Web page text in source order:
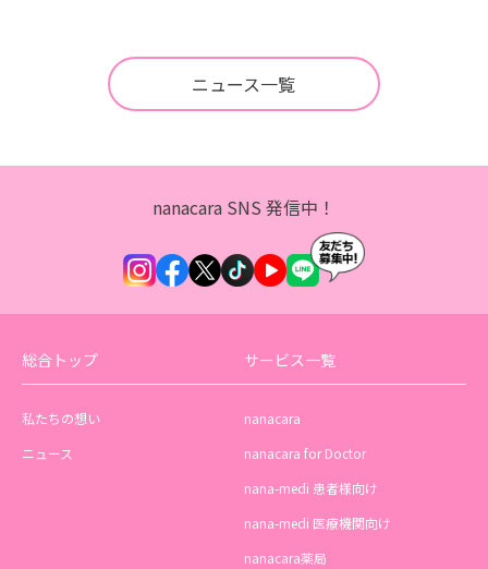
ニュース一覧
nanacara SNS 発信中！
総合トップ
私たちの想い
ニュース
サービス一覧
nanacara
nanacara for Doctor
nana-medi 患者様向け
nana-medi 医療機関向け
nanacara薬局